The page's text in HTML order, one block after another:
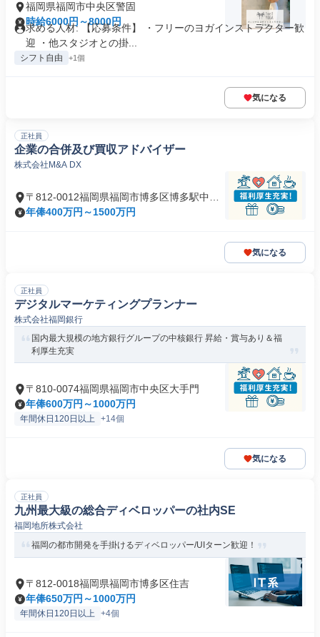
福岡県福岡市中央区警固
時給6000円～8000円
求める人材: 【応募条件】 ・フリーのヨガインストラクター歓
迎 ・他スタジオとの掛...
シフト自由 +1個
気になる
正社員
企業の合併及び買収アドバイザー
株式会社M&A DX
〒812-0012福岡県福岡市博多区博多駅中央
街
年俸400万円～1500万円
気になる
正社員
デジタルマーケティングプランナー
株式会社福岡銀行
国内最大規模の地方銀行グループの中核銀行 昇給・賞与あり＆福
利厚生充実
〒810-0074福岡県福岡市中央区大手門
年俸600万円～1000万円
年間休日120日以上 +14個
気になる
正社員
九州最大級の総合ディベロッパーの社内SE
福岡地所株式会社
福岡の都市開発を手掛けるディベロッパー/UIターン歓迎！
〒812-0018福岡県福岡市博多区住吉
年俸650万円～1000万円
年間休日120日以上 +4個